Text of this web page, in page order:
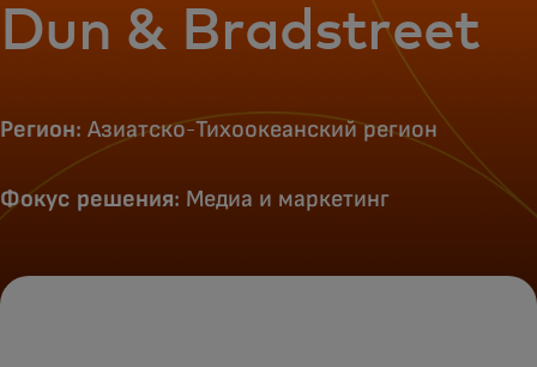
Для новаторов
Новости и тренды
Dun & Bradstreet
Регион: Азиатско-Тихоокеанский регион
Фокус решения: Медиа и маркетинг